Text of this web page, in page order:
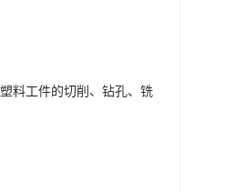
料工件的切削、钻孔、铣